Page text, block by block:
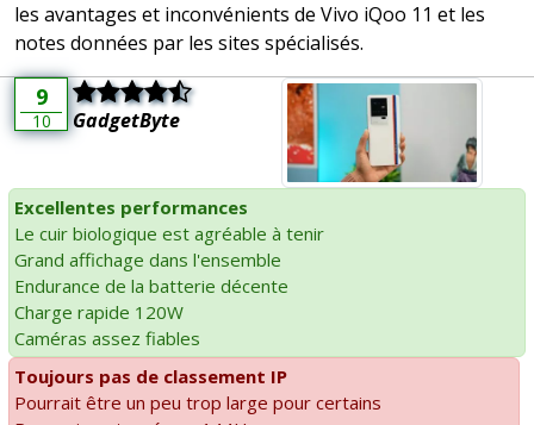
les avantages et inconvénients de Vivo iQoo 11 et les
notes données par les sites spécialisés.
9
10 GadgetByte
Excellentes performances
Le cuir biologique est agréable à tenir
Grand affichage dans l'ensemble
Endurance de la batterie décente
Charge rapide 120W
Caméras assez fiables
Toujours pas de classement IP
Pourrait être un peu trop large pour certains